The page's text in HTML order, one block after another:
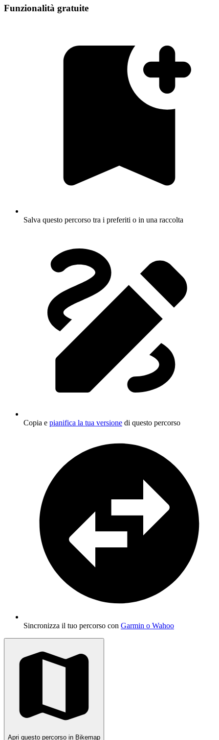
Funzionalità gratuite
Salva questo percorso tra i preferiti o in una raccolta
Copia e pianifica la tua versione di questo percorso
Sincronizza il tuo percorso con Garmin o Wahoo
Apri questo percorso in Bikemap